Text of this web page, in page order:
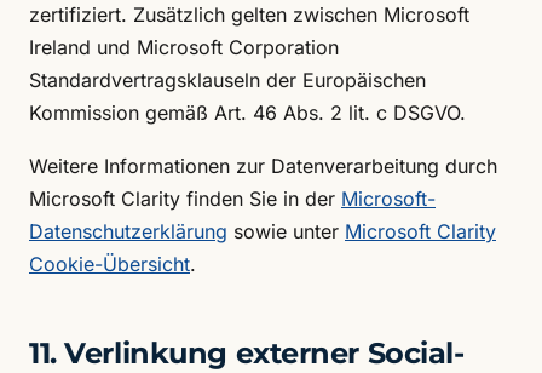
zertifiziert. Zusätzlich gelten zwischen Microsoft
Ireland und Microsoft Corporation
Standardvertragsklauseln der Europäischen
Kommission gemäß Art. 46 Abs. 2 lit. c DSGVO.
Weitere Informationen zur Datenverarbeitung durch
Microsoft Clarity finden Sie in der Microsoft-
Datenschutzerklärung sowie unter Microsoft Clarity
Cookie-Übersicht.
11. Verlinkung externer Social-